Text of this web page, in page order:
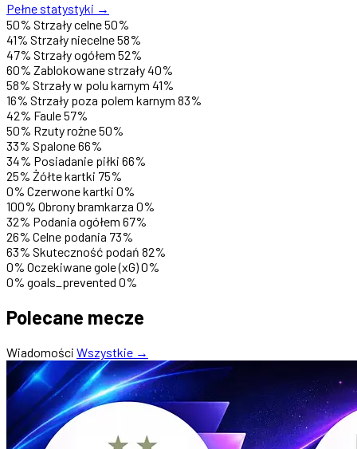
Pełne statystyki →
50% Strzały celne50%
41% Strzały niecelne58%
47% Strzały ogółem 52%
60% Zablokowane strzały40%
58% Strzały w polu karnym 41%
16% Strzały poza polem karnym 83%
42% Faule57%
50% Rzuty rożne50%
33% Spalone66%
34% Posiadanie piłki 66%
25% Żółte kartki 75%
0% Czerwone kartki 0%
100% Obrony bramkarza 0%
32% Podania ogółem 67%
26% Celne podania 73%
63% Skuteczność podań 82%
0% Oczekiwane gole (xG)0%
0% goals_prevented 0%
Polecane mecze
Wiadomości Wszystkie →